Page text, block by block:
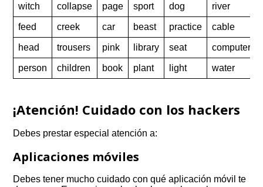
witch collapse page sport dog river
feed creek car beast practice cable
head trousers pink library seat computer
person children book plant light water
¡Atención! Cuidado con los hackers
Debes prestar especial atención a:
Aplicaciones móviles
Debes tener mucho cuidado con qué aplicación móvil te